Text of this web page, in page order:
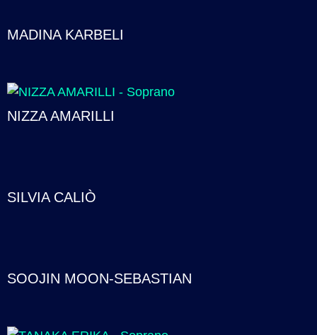
MADINA KARBELI
NIZZA AMARILLI
SILVIA CALIÒ
SOOJIN MOON-SEBASTIAN